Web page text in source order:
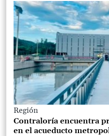
Región
Contraloría encuentra
en el acueducto